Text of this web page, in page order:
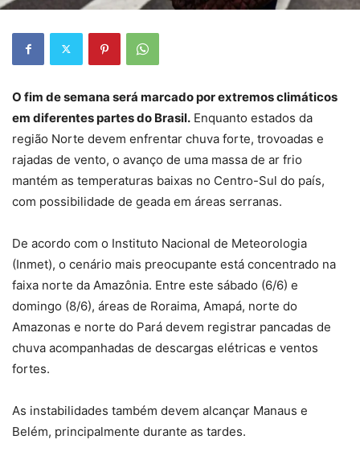
O fim de semana será marcado por extremos climáticos
em diferentes partes do Brasil. Enquanto estados da
região Norte devem enfrentar chuva forte, trovoadas e
rajadas de vento, o avanço de uma massa de ar frio
mantém as temperaturas baixas no Centro-Sul do país,
com possibilidade de geada em áreas serranas.
De acordo com o Instituto Nacional de Meteorologia
(Inmet), o cenário mais preocupante está concentrado na
faixa norte da Amazônia. Entre este sábado (6/6) e
domingo (8/6), áreas de Roraima, Amapá, norte do
Amazonas e norte do Pará devem registrar pancadas de
chuva acompanhadas de descargas elétricas e ventos
fortes.
As instabilidades também devem alcançar Manaus e
Belém, principalmente durante as tardes.